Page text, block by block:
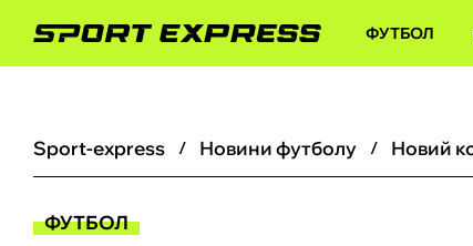
ФУТБОЛ
sport-express новини футболу
ФУТБОЛ